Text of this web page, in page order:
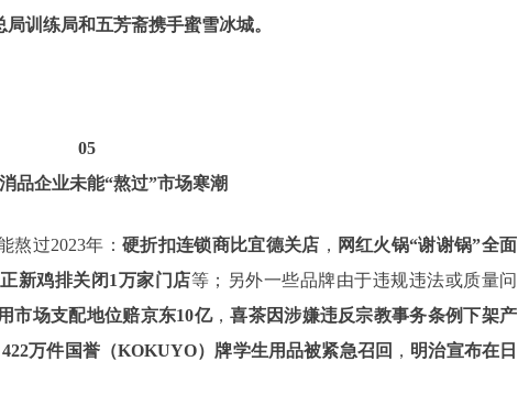
训练局和五芳斋携手蜜雪冰城。
05
品企业未能“熬过”市场寒潮
熬过2023年： 硬折扣连锁商比宜德关店 ， 网红火锅“谢谢锅”全面
正新鸡排关闭1万家门店等；另外一些品牌由于违规违法或质量问
市场支配地位赔京东10亿，喜茶因涉嫌违反宗教事务条例下架产
422万件国誉（KOKUYO）牌学生用品被紧急召回 ， 明治宣布在日